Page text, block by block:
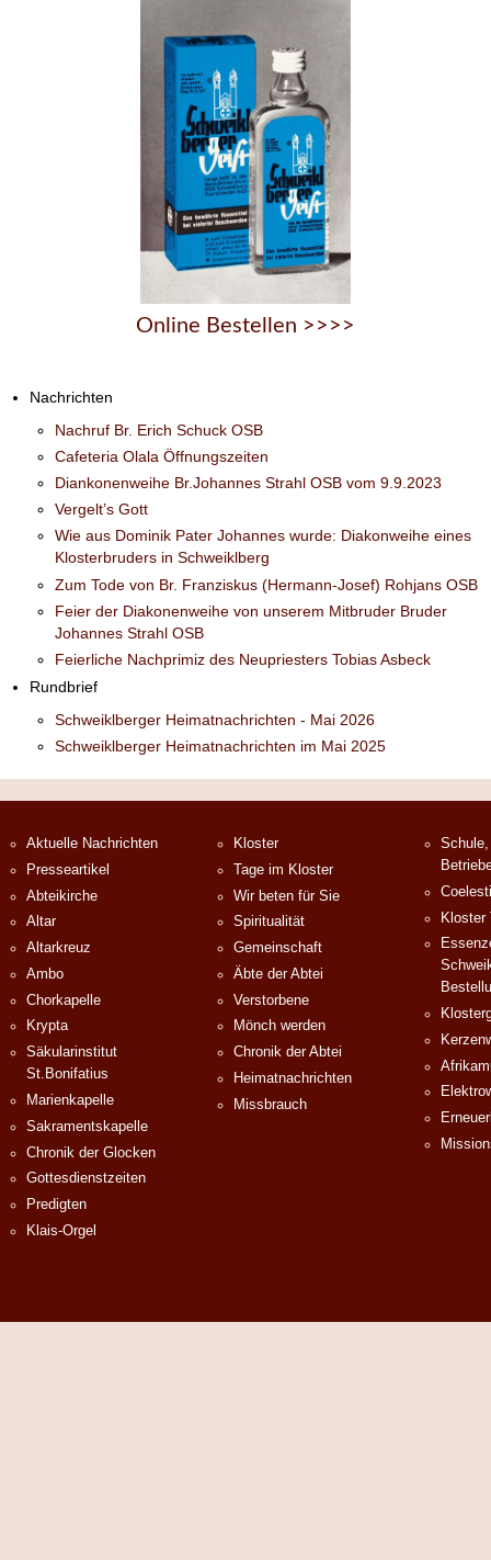
Online Bestellen >>>>
Nachrichten
Nachruf Br. Erich Schuck OSB
Cafeteria Olala Öffnungszeiten
Diankonenweihe Br.Johannes Strahl OSB vom 9.9.2023
Vergelt’s Gott
Wie aus Dominik Pater Johannes wurde: Diakonweihe eines
Klosterbruders in Schweiklberg
Zum Tode von Br. Franziskus (Hermann-Josef) Rohjans OSB
Feier der Diakonenweihe von unserem Mitbruder Bruder
Johannes Strahl OSB
Feierliche Nachprimiz des Neupriesters Tobias Asbeck
Rundbrief
Schweiklberger Heimatnachrichten - Mai 2026
Schweiklberger Heimatnachrichten im Mai 2025
Aktuelle Nachrichten
Presseartikel
Abteikirche
Altar
Altarkreuz
Ambo
Chorkapelle
Krypta
Säkularinstitut
St.Bonifatius
Marienkapelle
Sakramentskapelle
Chronik der Glocken
Gottesdienstzeiten
Predigten
Klais-Orgel
Kloster
Tage im Kloster
Wir beten für Sie
Spiritualität
Gemeinschaft
Äbte der Abtei
Verstorbene
Mönch werden
Chronik der Abtei
Heimatnachrichten
Missbrauch
Kloster